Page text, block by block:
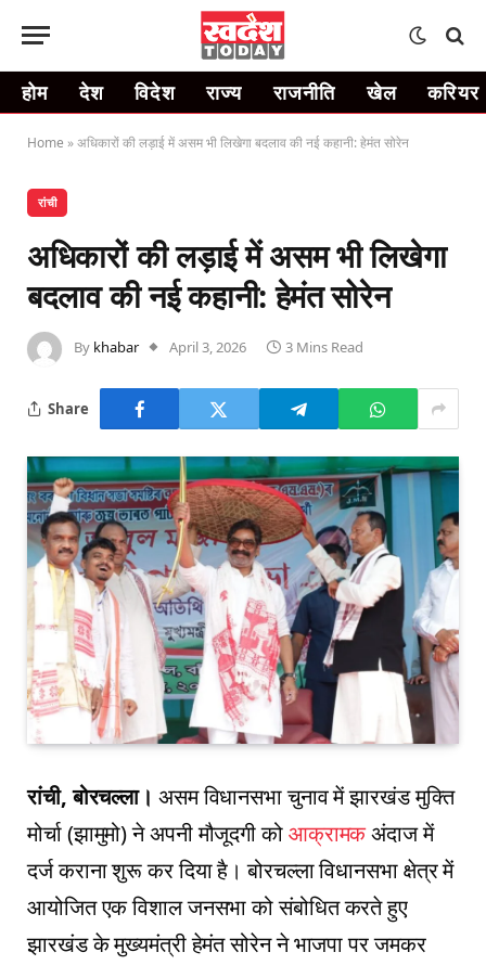
होम देश विदेश राज्य राजनीति खेल करियर
Home »अधिकारों की लड़ाई में असम भी लिखेगा बदलाव की नई कहानी: हेमंत सोरेन
रांची
अधिकारों की लड़ाई में असम भी लिखेगा
बदलाव की नई कहानी: हेमंत सोरेन
By khabar April 3, 2026 3 Mins Read
Share
रांची, बोरचल्ला। असम विधानसभा चुनाव में झारखंड मुक्ति
मोर्चा (झामुमो) ने अपनी मौजूदगी कोआक्रामकअंदाज में
दर्ज कराना शुरू कर दिया है। बोरचल्ला विधानसभा क्षेत्र में
आयोजित एक विशाल जनसभा को संबोधित करते हुए
झारखंड के मुख्यमंत्री हेमंत सोरेन ने भाजपा पर जमकर